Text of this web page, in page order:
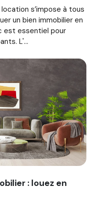
s’impose à tous
un bien immobilier en
est essentiel pour
L'...
diagnostic immobilier :
: louez en